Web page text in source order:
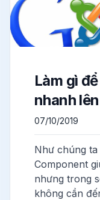
Làm gì
nhanh
07/10/2019
Như chúng
Component
nhưng trong
không cần